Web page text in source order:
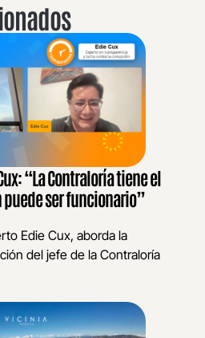
“La Contraloría tiene el
ser funcionario”
Edie Cux, aborda la
del jefe de la Contraloría